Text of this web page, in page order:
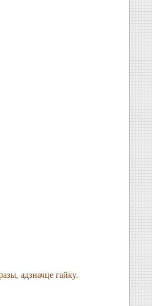
адзначце гайку.